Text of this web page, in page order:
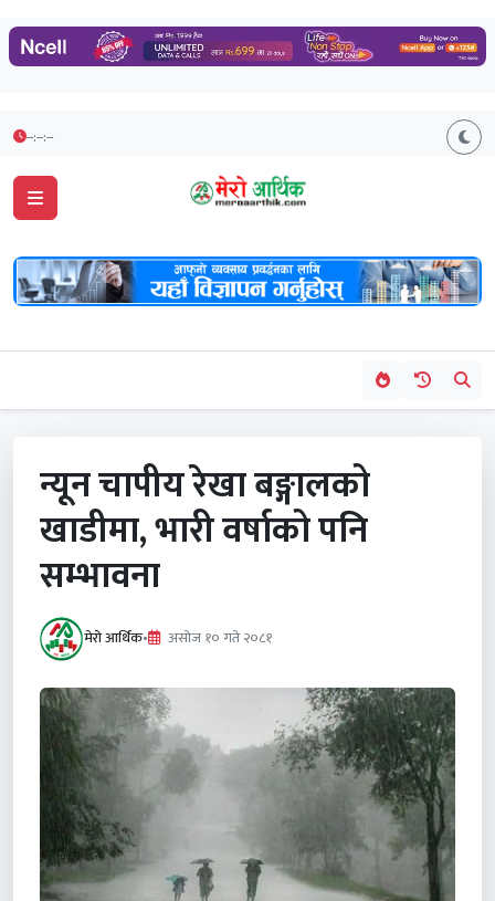
--:--:--
न्यून चापीय रेखा बङ्गालको
खाडीमा, भारी वर्षाको पनि
सम्भावना
मेरो आर्थिक• असाेज १० गते २०८१